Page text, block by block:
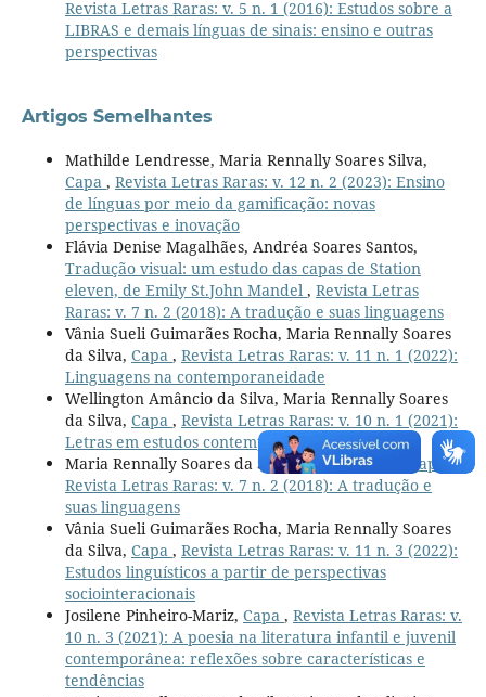
Revista Letras Raras: v. 5 n. 1 (2016): Estudos sobre a
LIBRAS e demais línguas de sinais: ensino e outras
perspectivas
Artigos Semelhantes
Mathilde Lendresse, Maria Rennally Soares Silva,
Capa , Revista Letras Raras: v. 12 n. 2 (2023): Ensino
de línguas por meio da gamificação: novas
perspectivas e inovação
Flávia Denise Magalhães, Andréa Soares Santos,
Tradução visual: um estudo das capas de Station
eleven, de Emily St.John Mandel , Revista Letras
Raras: v. 7 n. 2 (2018): A tradução e suas linguagens
Vânia Sueli Guimarães Rocha, Maria Rennally Soares
da Silva, Capa , Revista Letras Raras: v. 11 n. 1 (2022):
Linguagens na contemporaneidade
Wellington Amâncio da Silva, Maria Rennally Soares
da Silva, Capa , Revista Letras Raras: v. 10 n. 1 (2021):
Letras em estudos contemporâneos
Maria Rennally Soares da Silva, Lucas Ribeiro,
Capa,
Revista Letras Raras: v. 7 n. 2 (2018): A tradução e
suas linguagens
Vânia Sueli Guimarães Rocha, Maria Rennally Soares
da Silva, Capa , Revista Letras Raras: v. 11 n. 3 (2022):
Estudos linguísticos a partir de perspectivas
sociointeracionais
Josilene Pinheiro-Mariz, Capa , Revista Letras Raras: v.
10 n. 3 (2021): A poesia na literatura infantil e juvenil
contemporânea: reflexões sobre características e
tendências